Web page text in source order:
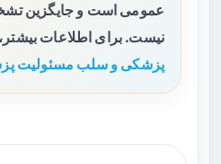
عمومی است و جایگزین
نیست. برای اطلاعات
پزشکی و سلب مسئولیت